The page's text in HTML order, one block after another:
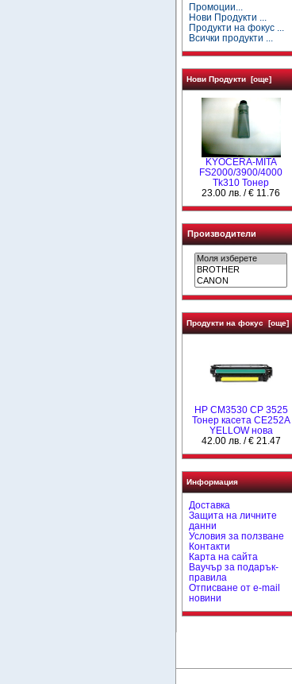
Промоции...
Нови Продукти ...
Продукти на фокус ...
Всички продукти ...
Нови Продукти [още]
KYOCERA-MITA
FS2000/3900/4000
Tk310 Тонер
23.00 лв. / € 11.76
Производители
Продукти на фокус [още]
HP CM3530 CP 3525
Тонер касета CE252A
YELLOW нова
42.00 лв. / € 21.47
Информация
Доставка
Защита на личните
данни
Условия за ползване
Контакти
Карта на сайта
Ваучър за подарък-
правила
Отписване от e-mail
новини